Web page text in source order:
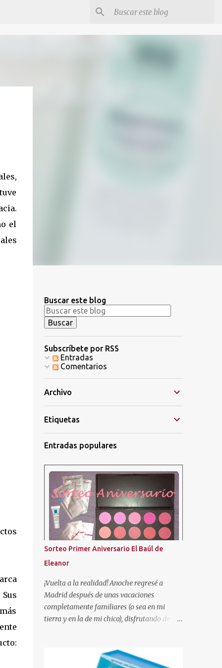
el
Buscar este blog
Subscríbete por RSS
Entradas
Comentarios
Archivo
Etiquetas
Entradas populares
Sorteo Primer Aniversario El Baúl de
Eleanor
¡Vuelta a la realidad! Anoche regresé a
Madrid después de unas vacaciones
completamente familiares (o sea en mi
tierra y en la de mi chico), disfrutando de
traigo el sorteo prometido para celebrar este